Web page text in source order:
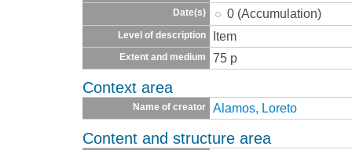
Date(s) 0 (Accumulation)
Level of description Item
Extent and medium 75 p
Context area
Name of creator Alamos, Loreto
Content and structure area